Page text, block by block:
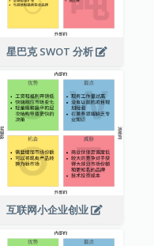
星巴克 SWOT 分析
互联网小企业创业